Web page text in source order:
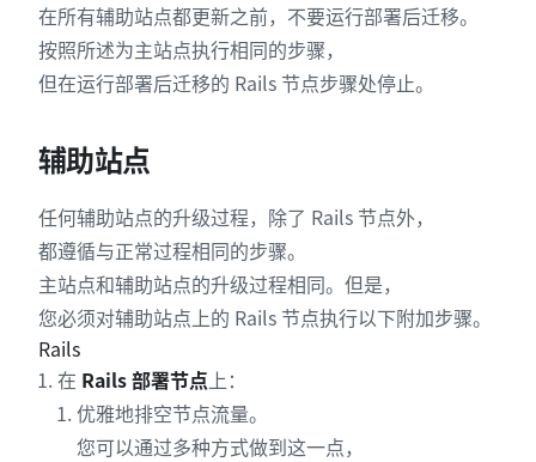
在所有辅助站点都更新之前，不要运行部署后迁移。
按照所述为主站点执行相同的步骤，
但在运行部署后迁移的 Rails 节点步骤处停止。
辅助站点
任何辅助站点的升级过程，除了 Rails 节点外，
都遵循与正常过程相同的步骤。
主站点和辅助站点的升级过程相同。但是，
您必须对辅助站点上的 Rails 节点执行以下附加步骤。
Rails
在 Rails 部署节点上：
优雅地排空节点流量。
您可以通过多种方式做到这一点，